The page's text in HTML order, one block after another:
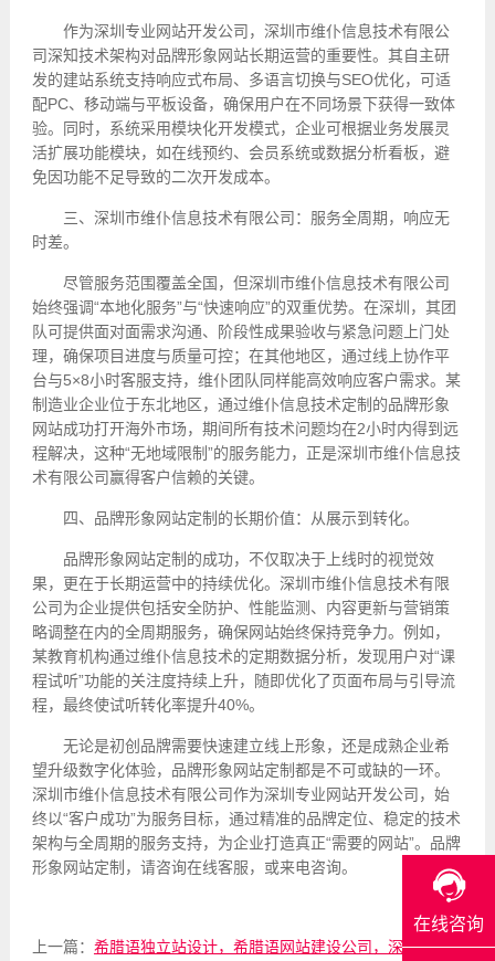
作为深圳专业网站开发公司，深圳市维仆信息技术有限公
司深知技术架构对品牌形象网站长期运营的重要性。其自主研
发的建站系统支持响应式布局、多语言切换与SEO优化，可适
配PC、移动端与平板设备，确保用户在不同场景下获得一致体
验。同时，系统采用模块化开发模式，企业可根据业务发展灵
活扩展功能模块，如在线预约、会员系统或数据分析看板，避
免因功能不足导致的二次开发成本。
三、深圳市维仆信息技术有限公司：服务全周期，响应无
时差。
尽管服务范围覆盖全国，但深圳市维仆信息技术有限公司
始终强调“本地化服务”与“快速响应”的双重优势。在深圳，其团
队可提供面对面需求沟通、阶段性成果验收与紧急问题上门处
理，确保项目进度与质量可控；在其他地区，通过线上协作平
台与5×8小时客服支持，维仆团队同样能高效响应客户需求。某
制造业企业位于东北地区，通过维仆信息技术定制的品牌形象
网站成功打开海外市场，期间所有技术问题均在2小时内得到远
程解决，这种“无地域限制”的服务能力，正是深圳市维仆信息技
术有限公司赢得客户信赖的关键。
四、品牌形象网站定制的长期价值：从展示到转化。
品牌形象网站定制的成功，不仅取决于上线时的视觉效
果，更在于长期运营中的持续优化。深圳市维仆信息技术有限
公司为企业提供包括安全防护、性能监测、内容更新与营销策
略调整在内的全周期服务，确保网站始终保持竞争力。例如，
某教育机构通过维仆信息技术的定期数据分析，发现用户对“课
程试听”功能的关注度持续上升，随即优化了页面布局与引导流
程，最终使试听转化率提升40%。
无论是初创品牌需要快速建立线上形象，还是成熟企业希
望升级数字化体验，品牌形象网站定制都是不可或缺的一环。
深圳市维仆信息技术有限公司作为深圳专业网站开发公司，始
终以“客户成功”为服务目标，通过精准的品牌定位、稳定的技术
架构与全周期的服务支持，为企业打造真正“需要的网站”。品牌
形象网站定制，请咨询在线客服，或来电咨询。
上一篇： 希腊语独立站设计，希腊语网站建设公司，深圳维仆
在线咨询